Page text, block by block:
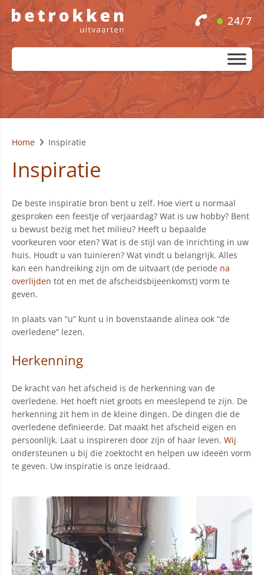
24/7
Home Inspiratie
Inspiratie
De beste inspiratie bron bent u zelf. Hoe viert u normaal
gesproken een feestje of verjaardag? Wat is uw hobby? Bent
u bewust bezig met het milieu? Heeft u bepaalde
voorkeuren voor eten? Wat is de stijl van de inrichting in uw
huis. Houdt u van tuinieren? Wat vindt u belangrijk. Alles
kan een handreiking zijn om de uitvaart (de periode na
overlijden tot en met de afscheidsbijeenkomst) vorm te
geven.
In plaats van “u” kunt u in bovenstaande alinea ook “de
overledene” lezen.
Herkenning
De kracht van het afscheid is de herkenning van de
overledene. Het hoeft niet groots en meeslepend te zijn. De
herkenning zit hem in de kleine dingen. De dingen die de
overledene definieerde. Dat maakt het afscheid eigen en
persoonlijk. Laat u inspireren door zijn of haar leven. Wij
ondersteunen u bij die zoektocht en helpen uw ideeën vorm
te geven. Uw inspiratie is onze leidraad.